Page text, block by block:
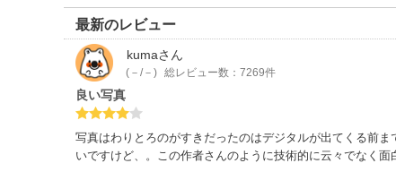
最新のレビュー
kumaさん
(－/－) 総レビュー数：7269件
良い写真
写真はわりとろのがすきだったのはデジタルが出てくる前
いですけど、。この作者さんのように技術的に云々でなく